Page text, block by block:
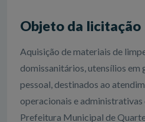
Objeto da licitação
Aquisição de materiais de
domissanitários, utensílios em
pessoal, destinados ao
operacionais e
Prefeitura Municipal de